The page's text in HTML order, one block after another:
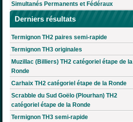
Simultanés Permanents et Fédéraux
Derniers résultats
Termignon TH2 paires semi-rapide
Termignon TH3 originales
Muzillac (Billiers) TH2 catégoriel étape de la
Ronde
Carhaix TH2 catégoriel étape de la Ronde
Scrabble du Sud Goëlo (Plourhan) TH2
catégoriel étape de la Ronde
Termignon TH3 semi-rapide